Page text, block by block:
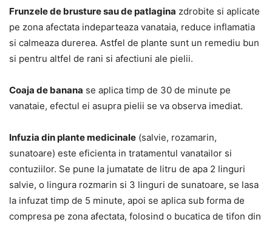
Frunzele de brusture sau de patlagina zdrobite si aplicate
pe zona afectata indeparteaza vanataia, reduce inflamatia
si calmeaza durerea. Astfel de plante sunt un remediu bun
si pentru altfel de rani si afectiuni ale pielii.
Coaja de banana se aplica timp de 30 de minute pe
vanataie, efectul ei asupra pielii se va observa imediat.
Infuzia din plante medicinale (salvie, rozamarin,
sunatoare) este eficienta in tratamentul vanatailor si
contuziilor. Se pune la jumatate de litru de apa 2 linguri
salvie, o lingura rozmarin si 3 linguri de sunatoare, se lasa
la infuzat timp de 5 minute, apoi se aplica sub forma de
compresa pe zona afectata, folosind o bucatica de tifon din